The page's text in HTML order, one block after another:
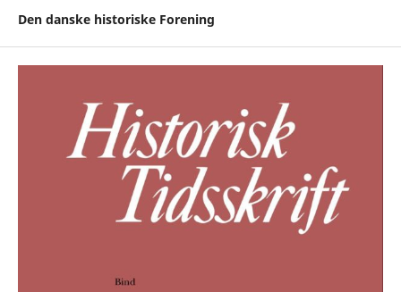
Den danske historiske Forening